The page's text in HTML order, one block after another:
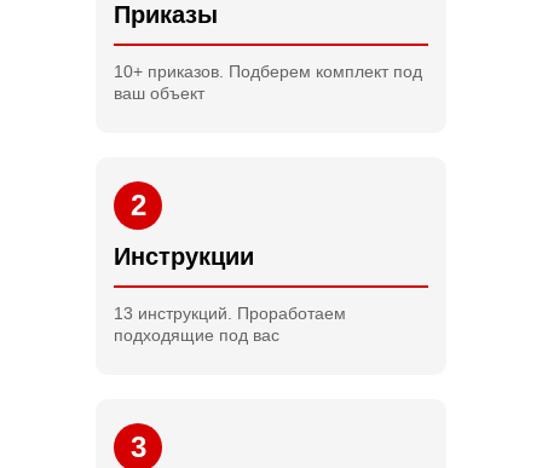
Приказы
Инструкции
10+ приказов. Подберем комплект под
ваш объект
13 инструкций. Проработаем
подходящие под вас
2
3